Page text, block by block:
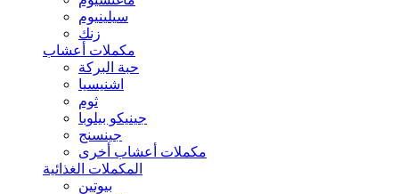
سيلينيوم
زنك
مكملات أعشاب
حبة البركة
اشنيسيا
ثوم
جينيكو بيلوبا
جينسنج
مكملات أعشاب أخرى
المكملات الغذائية
بيوتين